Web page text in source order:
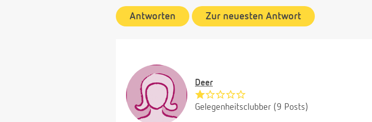
Antworten Zur neuesten Antwort
Deer
Gelegenheitsclubber (9 Posts)